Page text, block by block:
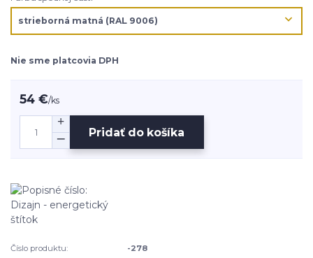
Nie sme platcovia DPH
54 €/ks
Pridať do košíka
Číslo produktu: -278